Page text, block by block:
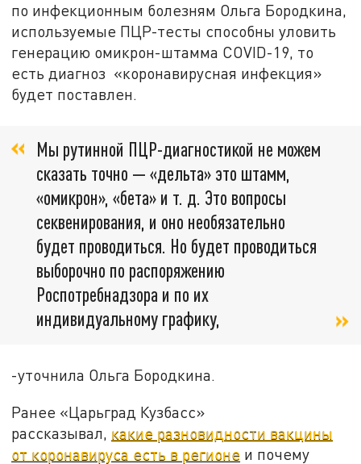
по инфекционным болезням Ольга Бородкина,
используемые ПЦР-тесты способны уловить
генерацию омикрон-штамма COVID-19, то
есть диагноз «коронавирусная инфекция»
будет поставлен.
Мы рутинной ПЦР-диагностикой не можем
сказать точно — «дельта» это штамм,
«омикрон», «бета» и т. д. Это вопросы
секвенирования, и оно необязательно
будет проводиться. Но будет проводиться
выборочно по распоряжению
Роспотребнадзора и по их
индивидуальному графику,
-уточнила Ольга Бородкина.
Ранее «Царьград Кузбасс»
рассказывал, какие разновидности вакцины
от коронавируса есть в регионе и почему